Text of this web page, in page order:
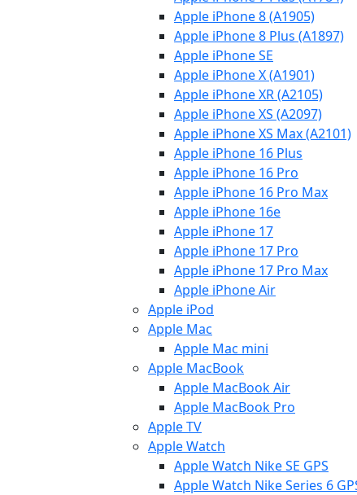
Apple iPhone 8 (A1905)
Apple iPhone 8 Plus (A1897)
Apple iPhone SE
Apple iPhone X (A1901)
Apple iPhone XR (A2105)
Apple iPhone XS (A2097)
Apple iPhone XS Max (A2101)
Apple iPhone 16 Plus
Apple iPhone 16 Pro
Apple iPhone 16 Pro Max
Apple iPhone 16e
Apple iPhone 17
Apple iPhone 17 Pro
Apple iPhone 17 Pro Max
Apple iPhone Air
Apple iPod
Apple Mac
Apple Mac mini
Apple MacBook
Apple MacBook Air
Apple MacBook Pro
Apple TV
Apple Watch
Apple Watch Nike SE GPS
Apple Watch Nike Series 6